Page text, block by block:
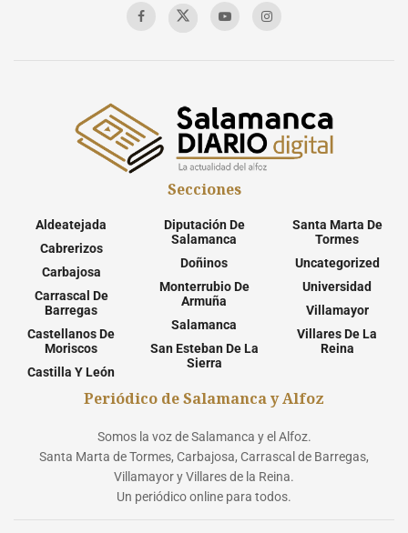
Secciones
Aldeatejada
Cabrerizos
Carbajosa
Carrascal De
Barregas
Castellanos De
Moriscos
Castilla Y León
Diputación De
Salamanca
Doñinos
Monterrubio De
Armuña
Salamanca
San Esteban De La
Sierra
Santa Marta De
Tormes
Uncategorized
Universidad
Villamayor
Villares De La
Reina
Periódico de Salamanca y Alfoz
Somos la voz de Salamanca y el Alfoz.
Santa Marta de Tormes, Carbajosa, Carrascal de Barregas,
Villamayor y Villares de la Reina.
Un periódico online para todos.